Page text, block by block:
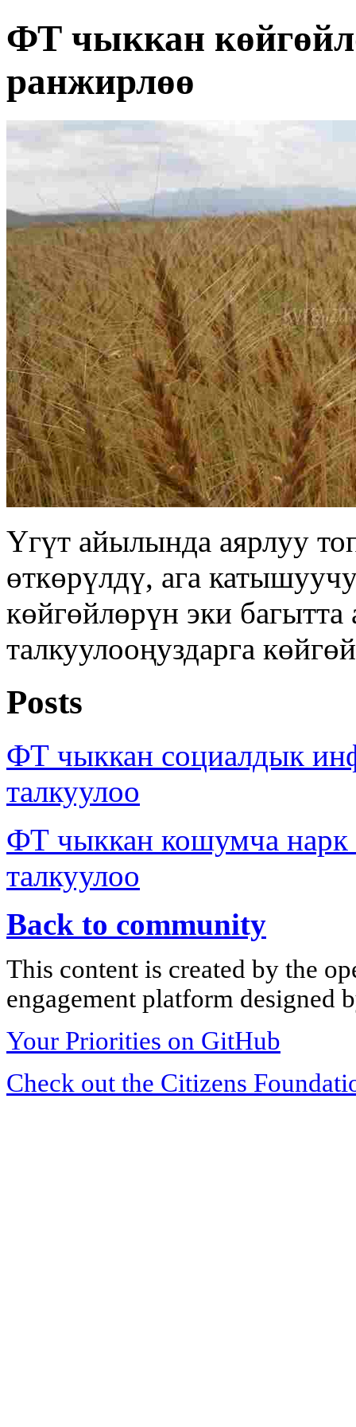
ФТ чыккан
ранжирлөө
Үгүт айылында аярлуу
өткөрүлдү, ага
көйгөйлөрүн эки
талкуулооңуздарга
Posts
ФТ чыккан социалдык
талкуулоо
ФТ чыккан кошумча
талкуулоо
Back to community
This content is created by the
engagement platform designed
Your Priorities on GitHub
Check out the Citizens